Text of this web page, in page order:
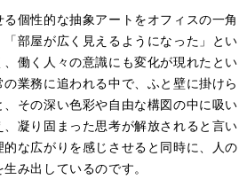
個性的な抽象アートをオフィスの一角
部屋が広く見えるようになった」とい
働く人々の意識にも変化が現れたとい
業務に追われる中で、ふと壁に掛けら
その深い色彩や自由な構図の中に吸い
凝り固まった思考が解放されると言い
な広がりを感じさせると同時に、人の
み出しているのです。